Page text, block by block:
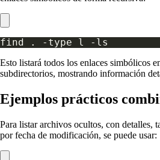
Esto listará todos los enlaces simbólicos
subdirectorios, mostrando información
Ejemplos prácticos
Para listar archivos ocultos, con detalles,
por fecha de modificación, se puede usar: